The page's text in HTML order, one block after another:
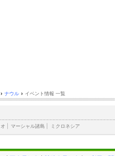
› ナウル › イベント情報 一覧
マーシャル諸島 ミクロネシア